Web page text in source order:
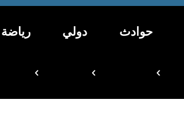
حوادث دولي رياضة